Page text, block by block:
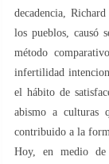
decadencia,
los pueblos, causó
método
infertilidad
el hábito de
abismo a culturas
contribuido a la
Hoy, en medio